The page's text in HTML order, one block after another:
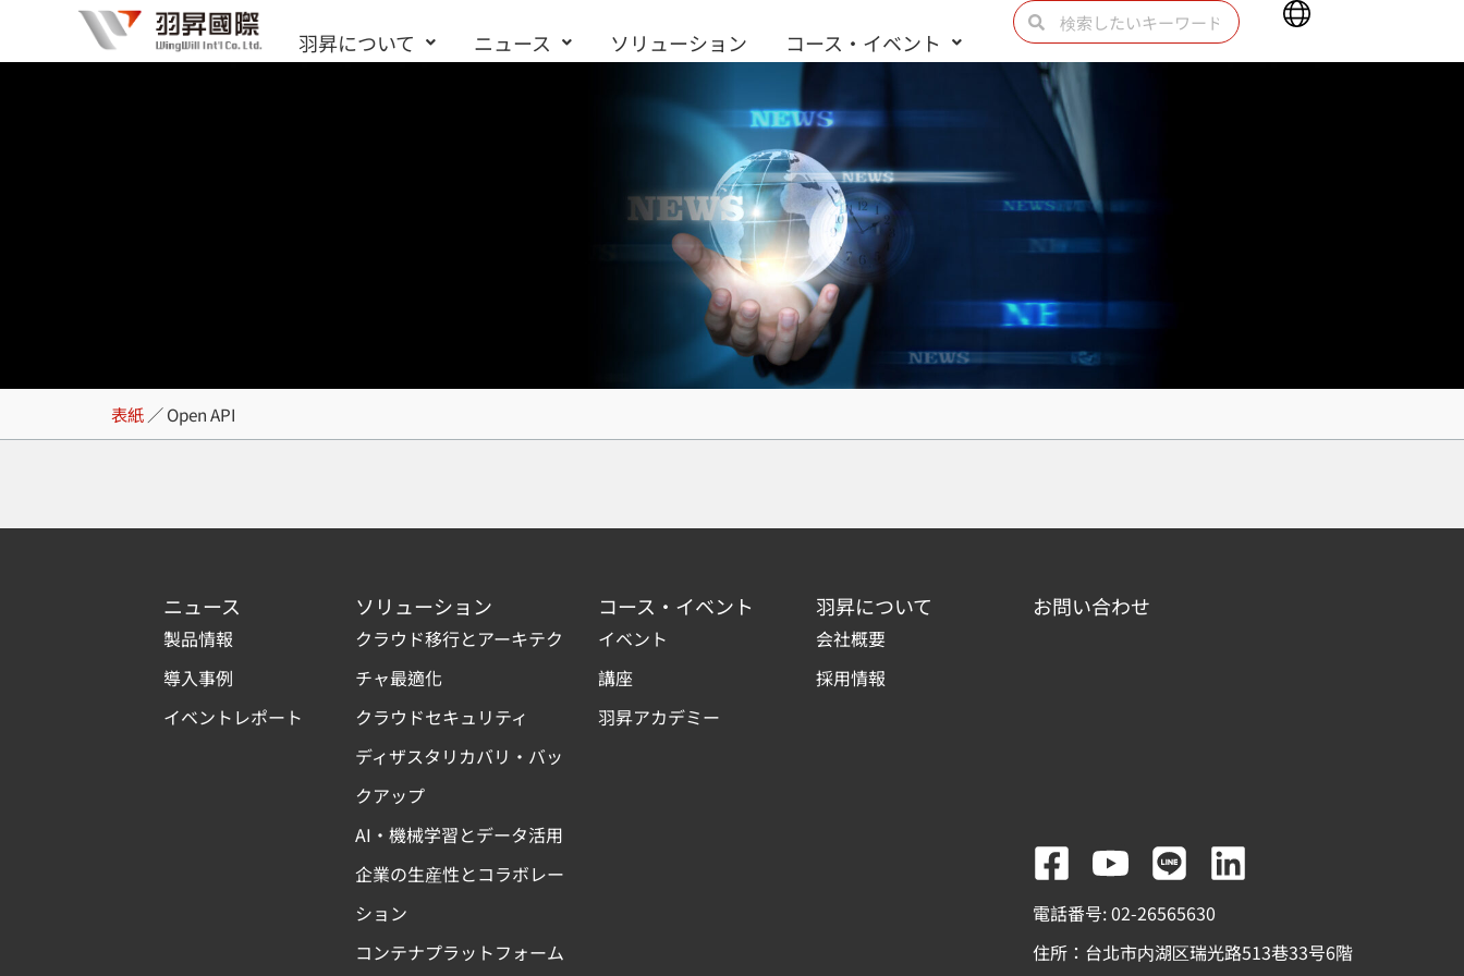
容
羽昇について ニュース ソリューション コース・イベント
検
索 索
Main
Menu
Open API
表紙 ／Open API
ニュース
製品情報
導入事例
イベントレポート
ソリューション
クラウド移行とアーキテク
チャ最適化
クラウドセキュリティ
ディザスタリカバリ・バッ
クアップ
AI・機械学習とデータ活用
企業の生産性とコラボレー
ション
コンテナプラットフォーム
コース・イベント
イベント
講座
羽昇アカデミー
羽昇について
会社概要
採用情報
お問い合わせ
F
a
c
Y
o
u
L
i
n
L
n
電話番号: 02-26565630
住所：台北市内湖区瑞光路513巷33号6階